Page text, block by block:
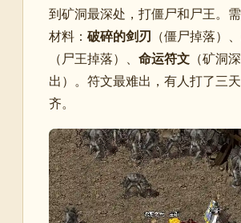
到矿洞最深处，打僵尸和尸王。
材料： 破碎的剑刃 （僵尸掉落）、
（尸王掉落）、 命运符文 （矿洞
出）。符文最难出，有人打了三
齐。